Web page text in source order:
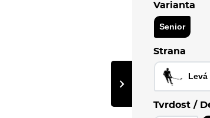
›
Varianta
Senior
Strana
Tvrdost /